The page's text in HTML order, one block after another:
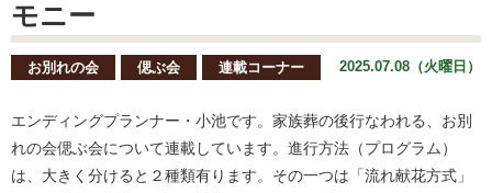
モニー
お別れの会 偲ぶ会 連載コーナー 2025.07.08（火曜日）
エンディングプランナー・小池です。家族葬の後行なわれる、お別
れの会偲ぶ会について連載しています。進行方法（プログラム）
は、大きく分けると２種類有ります。その一つは「流れ献花方式」